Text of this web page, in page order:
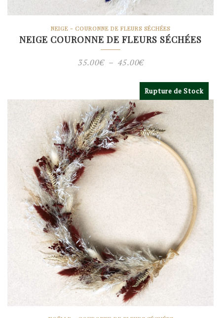
NEIGE - COURONNE DE FLEURS SÉCHÉES
NEIGE COURONNE DE FLEURS SÉCHÉES
35.00€ – 45.00€Plage
prix :
35.00€
à
45.00€
Rupture de Stock